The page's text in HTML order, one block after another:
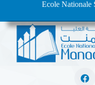
i
Ecole Nationale